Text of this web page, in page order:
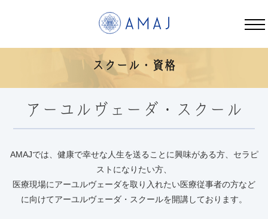
スクール・資格
アーユルヴェーダ・スクール
AMAJでは、健康で幸せな人生を送ることに興味がある方、セラピ
ストになりたい方、
医療現場にアーユルヴェーダを取り入れたい医療従事者の方など
に向けてアーユルヴェーダ・スクールを開講しております。